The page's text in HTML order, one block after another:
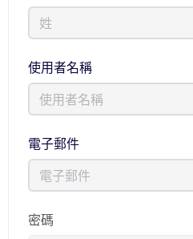
使用者名稱
電子郵件
密碼